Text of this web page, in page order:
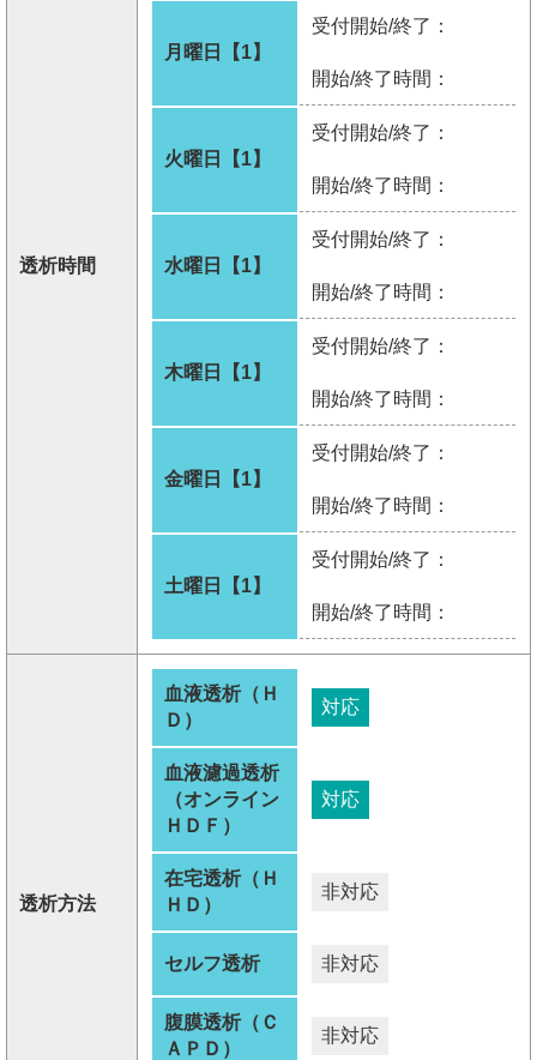
透析時間
月曜日【1】
受付開始/終了：
開始/終了時間：
火曜日【1】
受付開始/終了：
開始/終了時間：
水曜日【1】
受付開始/終了：
開始/終了時間：
木曜日【1】
受付開始/終了：
開始/終了時間：
金曜日【1】
受付開始/終了：
開始/終了時間：
土曜日【1】
受付開始/終了：
開始/終了時間：
透析方法
血液透析（Ｈ
Ｄ）
対応
血液濾過透析
（オンライン
ＨＤＦ）
対応
在宅透析（Ｈ
ＨＤ）
非対応
セルフ透析 非対応
腹膜透析（Ｃ
ＡＰＤ）
非対応